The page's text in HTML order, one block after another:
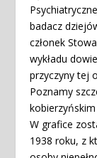
badacz
członek
wykładu
przyczyny tej
Poznamy
W grafice
1938 roku, z